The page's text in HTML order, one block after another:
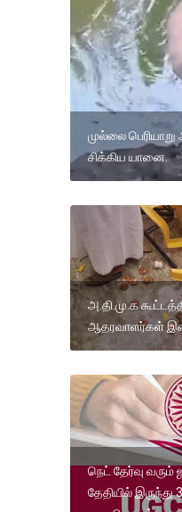
முல்லை
சிக்கிய யானை.
அ.தி.மு.க
ஆதரவாளர்கள்
நெட் தேர்வு
தேதியில்